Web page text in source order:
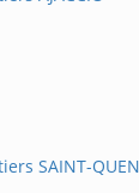
SAINT-